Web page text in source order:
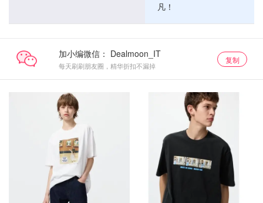
凡！
加小编微信：
每天刷刷朋友圈，精华折扣不漏掉
复制